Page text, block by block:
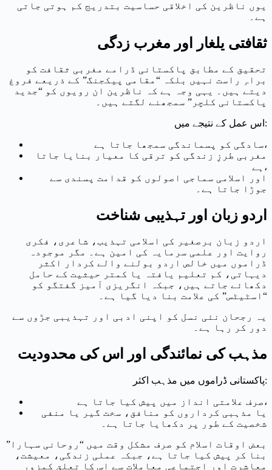
یوں ناظرین کی اخلاقی حساسیت بتدریج کم ہوتی جاتی
ہے۔
ثقافتی یلغار اور مغرب زدگی
تحقیق کے مطابق پاکستانی ڈرامے مغربی ثقافت کو
براہِ راست نہیں بلکہ “مقامی پیکجنگ” کے ذریعے فروغ
دیتے ہیں۔ یہی وجہ ہے کہ ناظرین ان رویوں کو “جدید
پاکستانی کلچر” سمجھنے لگتے ہیں۔
اس عمل کے نتیجے میں:
سادگی کو پسماندگی سمجھا جاتا ہے،
مغربی طرزِ زندگی کو ترقی کا معیار بنایا جاتا
ہے،
اور اسلامی سماجی اصولوں کو قدامت پسندی سے
جوڑا جاتا ہے۔
اردو زبان اور تہذیبی شناخت
اردو زبان برصغیر کی اسلامی تہذیب، شاعری، فکری
روایت اور علمی سرمایہ کی امین ہے۔ مگر موجودہ
ڈراموں میں خالص اردو بولنے والے کردار اکثر
دیہاتی، کم تعلیم یافتہ یا کمتر حیثیت کے حامل
دکھائے جاتے ہیں، جبکہ انگریزی آمیز گفتگو کو
“اسٹیٹس” کی علامت بنا دیا گیا ہے۔
یہ رجحان نئی نسل کو اپنی ادبی اور تہذیبی جڑوں سے
دور کر رہا ہے۔
مذہب کی نمائندگی اور اس کی محدودیت
پاکستانی ڈراموں میں مذہب اکثر:
صرف علامتی انداز میں پیش کیا جاتا ہے،
یا مذہبی کرداروں کو منافق، سخت گیر یا منفی
شخصیت کے طور پر دکھایا جاتا ہے۔
بعض اوقات اسلام کو صرف مشکل وقت میں “روحانی سہارا”
بنا کر پیش کیا جاتا ہے، جبکہ عملی زندگی، معیشت،
معاشرت اور اجتماعی معاملات سے اس کا تعلق کمزور